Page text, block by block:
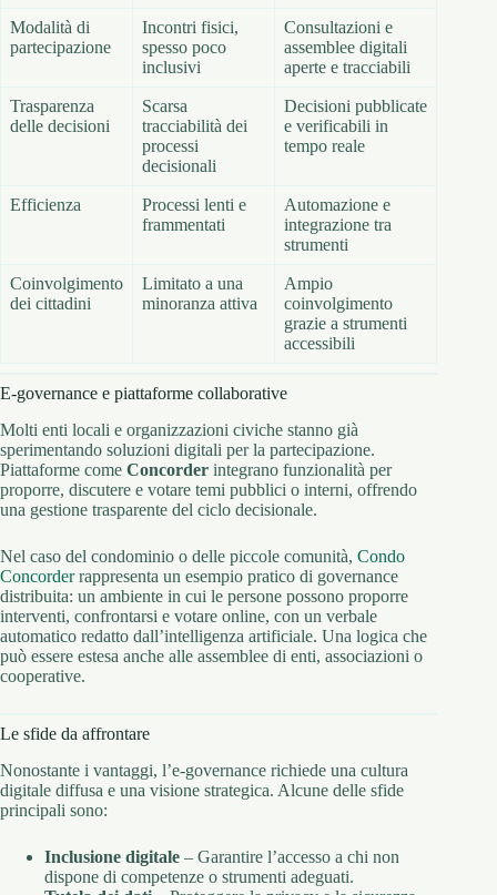
Modalità di
partecipazione
Incontri fisici,
spesso poco
inclusivi
Consultazioni e
assemblee digitali
aperte e tracciabili
Trasparenza
delle decisioni
Scarsa
tracciabilità dei
processi
decisionali
Decisioni pubblicate
e verificabili in
tempo reale
Efficienza
Processi lenti e
frammentati
Automazione e
integrazione tra
strumenti
Coinvolgimento
dei cittadini
Limitato a una
minoranza attiva
Ampio
coinvolgimento
grazie a strumenti
accessibili
E-governance e piattaforme collaborative
Molti enti locali e organizzazioni civiche stanno già
sperimentando soluzioni digitali per la partecipazione.
Piattaforme come Concorder integrano funzionalità per
proporre, discutere e votare temi pubblici o interni, offrendo
una gestione trasparente del ciclo decisionale.
Nel caso del condominio o delle piccole comunità, Condo
Concorderrappresenta un esempio pratico di governance
distribuita: un ambiente in cui le persone possono proporre
interventi, confrontarsi e votare online, con un verbale
automatico redatto dall’intelligenza artificiale. Una logica che
può essere estesa anche alle assemblee di enti, associazioni o
cooperative.
Le sfide da affrontare
Nonostante i vantaggi, l’e-governance richiede una cultura
digitale diffusa e una visione strategica. Alcune delle sfide
principali sono:
Inclusione digitale – Garantire l’accesso a chi non
dispone di competenze o strumenti adeguati.